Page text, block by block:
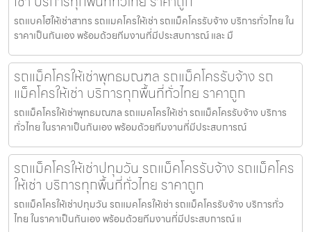
รถแบคโฮให้เช่าสาทร รถแมคโครให้เช่า รถแม็คโครรับจ้าง บริการทั่วไทย ใน
ราคาเป็นกันเอง พร้อมด้วยทีมงานที่มีประสบการณ์ และ มื
รถแม็คโครให้เช่าพุทธมณฑล รถแม็คโครรับจ้าง รถ
แม็คโครให้เช่า บริการทุกพื้นที่ทั่วไทย ราคาถูก
รถแม็คโครให้เช่าพุทธมณฑล รถแมคโครให้เช่า รถแม็คโครรับจ้าง บริการ
ทั่วไทย ในราคาเป็นกันเอง พร้อมด้วยทีมงานที่มีประสบการณ์
รถแม็คโครให้เช่าปทุมวัน รถแม็คโครรับจ้าง รถแม็คโคร
ให้เช่า บริการทุกพื้นที่ทั่วไทย ราคาถูก
รถแม็คโครให้เช่าปทุมวัน รถแมคโครให้เช่า รถแม็คโครรับจ้าง บริการทั่ว
ไทย ในราคาเป็นกันเอง พร้อมด้วยทีมงานที่มีประสบการณ์ แ